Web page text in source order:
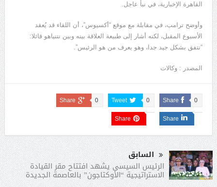
القاهرة الإخبارية، في نبأ عاجل.
وأوضح ترامب، في مقابلة مع موقع “أكسيوس”، أن اللقاء قد يُعقد
الأسبوع المقبل، لكنه أشار إلى طبيعة العلاقة بينه وبين نتنياهو قائلا:
“نتفق بشكل جيد جدا، وهو يعرف من هو الرئيس”.
المصدر : وكالات
Share 0
Tweet 0
Share 0
Share
Share
السابق
الرئيس السيسى يشهد افتتاح مقر القيادة
الاستراتيجية “الأوكتاجون” بالعاصمة الجديدة